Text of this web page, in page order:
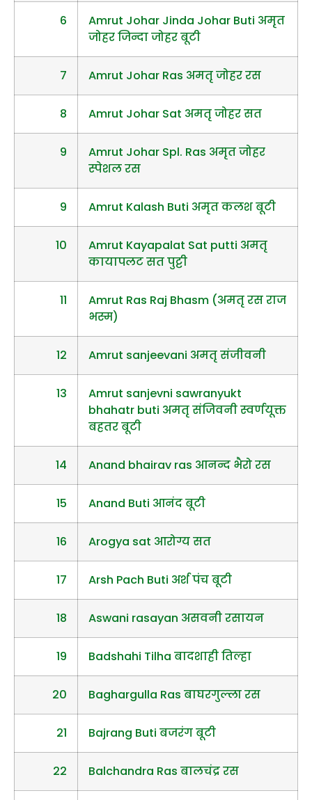
6
Amrut Johar Jinda Johar Buti अमृत
जोहर जिन्दा जोहर बूटी
7 Amrut Johar Ras अमतृ जोहर रस
8 Amrut Johar Sat अमतृ जोहर सत
9
Amrut Johar Spl. Ras अमृत जोहर
स्पेशल रस
9 Amrut Kalash Buti अमृत कलश बूटी
10
Amrut Kayapalat Sat putti अमतृ
कायापलट सत पुट्टी
11
Amrut Ras Raj Bhasm (अमतृ रस राज
भस्म)
12 Amrut sanjeevani अमतृ संजीवनी
13
Amrut sanjevni sawranyukt
bhahatr buti अमतृ संजिवनी स्वर्णयूक्त
बहतर बूटी
14 Anand bhairav ras आनन्द भैरो रस
15 Anand Buti आनंद बूटी
16 Arogya sat आरोग्य सत
17 Arsh Pach Buti अर्श पंच बूटी
18 Aswani rasayan असवनी रसायन
19 Badshahi Tilha बादशाही तिल्हा
20 Baghargulla Ras बाघरगुल्ला रस
21 Bajrang Buti बजरंग बूटी
22 Balchandra Ras बालचंद्र रस